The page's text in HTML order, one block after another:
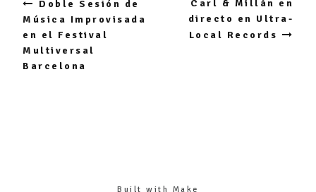
Post
navigation
Doble Sesión de
Música Improvisada
en el Festival
Multiversal
Barcelona
Carl & Millán en
directo en Ultra-
Local Records
Built with Make